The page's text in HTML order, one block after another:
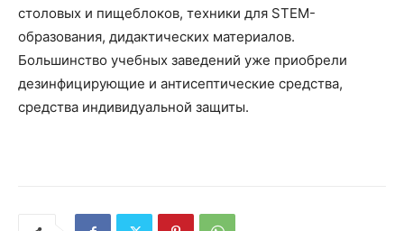
столовых и пищеблоков, техники для STEM-
образования, дидактических материалов.
Большинство учебных заведений уже приобрели
дезинфицирующие и антисептические средства,
средства индивидуальной защиты.